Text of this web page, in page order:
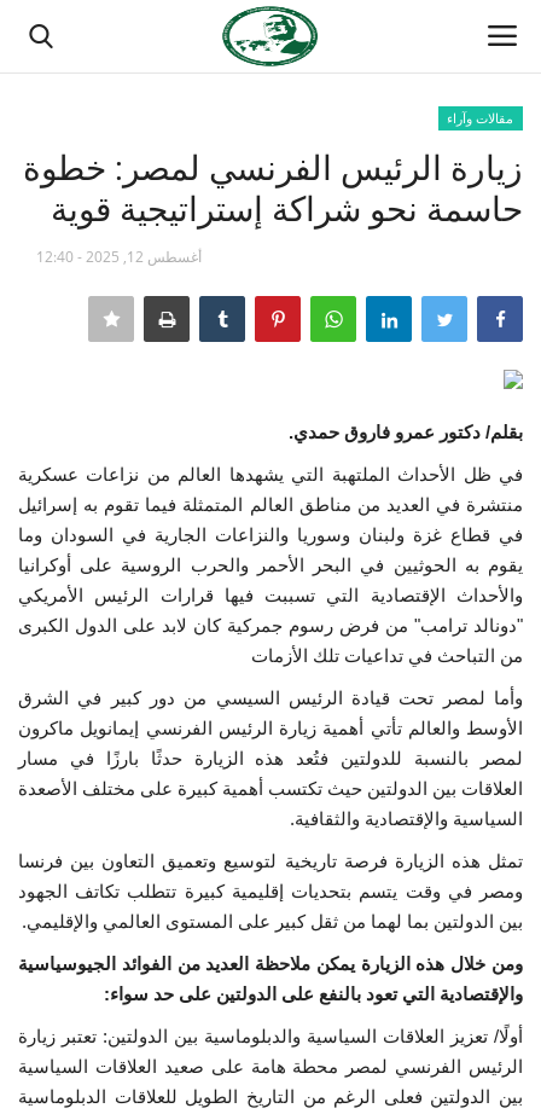
الصفحة الرئيسية
منتدى ناصر الدولي
فريق العمل
إرث جمال عبدالناصر
أخبار
شروط وأحكام منحة ناصر للقيادة الدولية
منحة ناصر للقيادة الدولية
مرجعياتنا
المواطن العالمي
الرواد
وثائق
مقالات وآراء
زيارة الرئيس الفرنسي لمصر: خطوة
حاسمة نحو شراكة إستراتيجية قوية
أغسطس 12, 2025 - 12:40
بقلم/ دكتور عمرو فاروق حمدي.
في ظل الأحداث الملتهبة التي يشهدها العالم من نزاعات عسكرية
منتشرة في العديد من مناطق العالم المتمثلة فيما تقوم به إسرائيل
في قطاع غزة ولبنان وسوريا والنزاعات الجارية في السودان وما
يقوم به الحوثيين في البحر الأحمر والحرب الروسية على أوكرانيا
والأحداث الإقتصادية التي تسببت فيها قرارات الرئيس الأمريكي
"دونالد ترامب" من فرض رسوم جمركية كان لابد على الدول الكبرى
من التباحث في تداعيات تلك الأزمات
وأما لمصر تحت قيادة الرئيس السيسي من دور كبير في الشرق
الأوسط والعالم تأتي أهمية زيارة الرئيس الفرنسي إيمانويل ماكرون
لمصر بالنسبة للدولتين فتُعد هذه الزيارة حدثًا بارزًا في مسار
العلاقات بين الدولتين حيث تكتسب أهمية كبيرة على مختلف الأصعدة
السياسية والإقتصادية والثقافية.
تمثل هذه الزيارة فرصة تاريخية لتوسيع وتعميق التعاون بين فرنسا
ومصر في وقت يتسم بتحديات إقليمية كبيرة تتطلب تكاتف الجهود
بين الدولتين بما لهما من ثقل كبير على المستوى العالمي والإقليمي.
ومن خلال هذه الزيارة يمكن ملاحظة العديد من الفوائد الجيوسياسية
والإقتصادية التي تعود بالنفع على الدولتين على حد سواء:
أولًا/ تعزيز العلاقات السياسية والدبلوماسية بين الدولتين: تعتبر زيارة
الرئيس الفرنسي لمصر محطة هامة على صعيد العلاقات السياسية
بين الدولتين فعلى الرغم من التاريخ الطويل للعلاقات الدبلوماسية